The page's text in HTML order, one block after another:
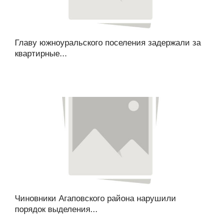
Главу южноуральского поселения задержали за
квартирные...
Чиновники Агаповского района нарушили
порядок выделения...